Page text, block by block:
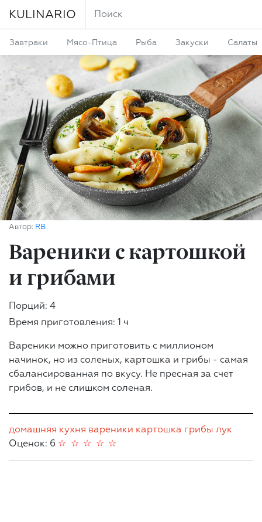
KULINARIO
Завтраки Мясо-Птица Рыба Закуски Салаты
Автор: RB
Вареники с картошкой
и грибами
Порций: 4
Время приготовления: 1 ч
Вареники можно приготовить с миллионом
начинок, но из соленых, картошка и грибы - самая
сбалансированная по вкусу. Не пресная за счет
грибов, и не слишком соленая.
домашняя кухня вареники картошка грибы лук
Оценок: 6
☆
☆
☆
☆
☆